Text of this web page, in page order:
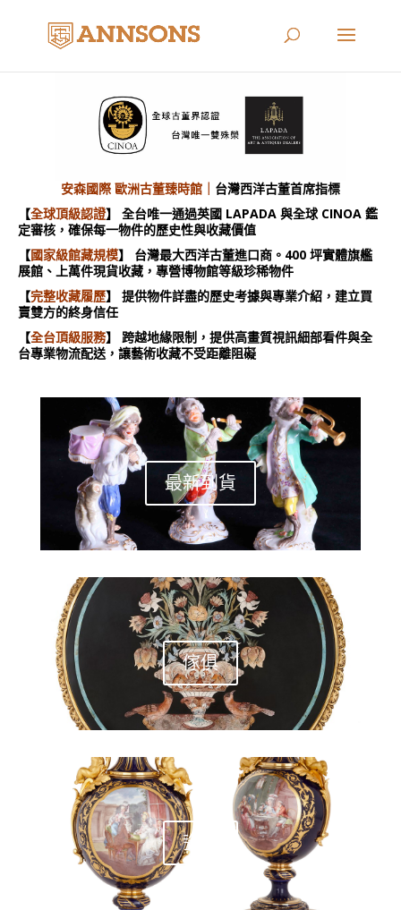
安森國際 歐洲古董臻時館｜ 台灣西洋古董首席指標
【全球頂級認證】 全台唯一通過英國 LAPADA 與全球 CINOA 鑑
定審核，確保每一物件的歷史性與收藏價值
【國家級館藏規模】 台灣最大西洋古董進口商。400 坪實體旗艦
展館、上萬件現貨收藏，專營博物館等級珍稀物件
【完整收藏履歷】 提供物件詳盡的歷史考據與專業介紹，建立買
賣雙方的終身信任
【全台頂級服務】 跨越地緣限制，提供高畫質視訊細部看件與全
台專業物流配送，讓藝術收藏不受距離阻礙
最新到貨
傢俱
瓷器